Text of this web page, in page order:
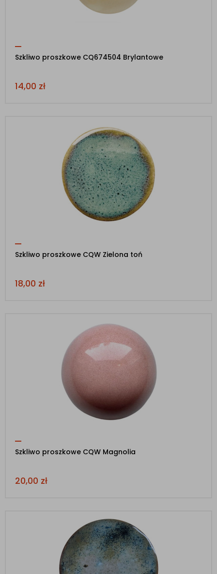
Szkliwo proszkowe CQ674504 Brylantowe
14,00 zł
Szkliwo proszkowe CQW Zielona toń
18,00 zł
Szkliwo proszkowe CQW Magnolia
20,00 zł